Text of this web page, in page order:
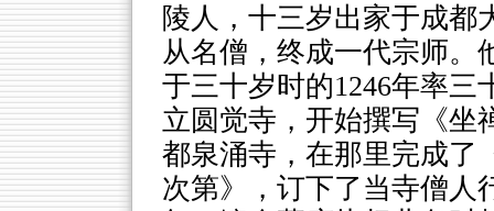
陵人，十三岁出家于成都
从名僧，终成一代宗师。
于三十岁时的1246年率
立圆觉寺，开始撰写《坐
都泉涌寺，在那里完成了
次第》，订下了当寺僧人